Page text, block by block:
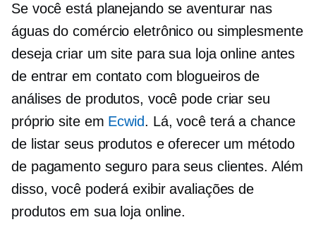
Se você está planejando se aventurar nas
águas do comércio eletrônico ou simplesmente
deseja criar um site para sua loja online antes
de entrar em contato com blogueiros de
análises de produtos, você pode criar seu
próprio site em Ecwid. Lá, você terá a chance
de listar seus produtos e oferecer um método
de pagamento seguro para seus clientes. Além
disso, você poderá exibir avaliações de
produtos em sua loja online.